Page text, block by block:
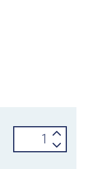
Stilpoller
Serie